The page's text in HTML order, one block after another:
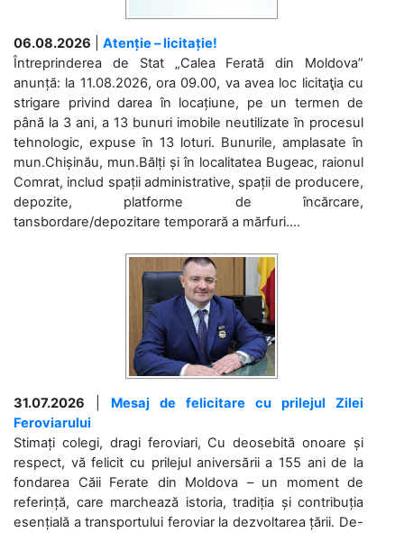
06.08.2026
Atenție – licitație!
Întreprinderea de Stat „Calea Ferată din Moldova”
anunță: la 11.08.2026, ora 09.00, va avea loc licitaţia cu
strigare privind darea în locațiune, pe un termen de
până la 3 ani, a 13 bunuri imobile neutilizate în procesul
tehnologic, expuse în 13 loturi. Bunurile, amplasate în
mun.Chișinău, mun.Bălți și în localitatea Bugeac, raionul
Comrat, includ spații administrative, spații de producere,
depozite, platforme de încărcare,
tansbordare/depozitare temporară a mărfuri....
31.07.2026
Mesaj de felicitare cu prilejul Zilei
Feroviarului
Stimați colegi, dragi feroviari, Cu deosebită onoare și
respect, vă felicit cu prilejul aniversării a 155 ani de la
fondarea Căii Ferate din Moldova – un moment de
referință, care marchează istoria, tradiția și contribuția
esențială a transportului feroviar la dezvoltarea țării. De-